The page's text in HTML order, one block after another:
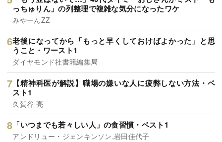
っちゅりん」の列整理で複雑な気分になったワケ
みやーんZZ
老後になってから「もっと早くしておけばよかった」と思
うこと・ワースト1
ダイヤモンド社書籍編集局
【精神科医が解説】職場の嫌いな人に疲弊しない方法・ベ
スト1
久賀谷 亮
「いつまでも若々しい人」の食習慣・ベスト1
アンドリュー・ジェンキンソン,岩田佳代子